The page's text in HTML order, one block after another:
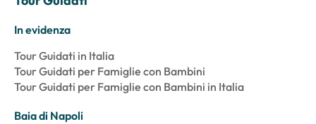
In evidenza
Tour Guidati in Italia
Tour Guidati per Famiglie con Bambini
Tour Guidati per Famiglie con Bambini in Italia
Baia di Napoli